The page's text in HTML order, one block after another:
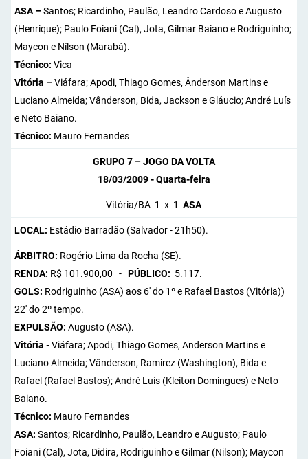
ASA –Santos; Ricardinho, Paulão, Leandro Cardoso e Augusto
(Henrique); Paulo Foiani (Cal), Jota, Gilmar Baiano e Rodriguinho;
Maycon e Nílson (Marabá).
Técnico: Vica
Vitória –Viáfara; Apodi, Thiago Gomes, Ânderson Martins e
Luciano Almeida; Vânderson, Bida, Jackson e Gláucio; André Luís
e Neto Baiano.
Técnico: Mauro Fernandes
GRUPO 7 – JOGO DA VOLTA
18/03/2009 - Quarta-feira
Vitória/BA 1 x 1ASA
LOCAL: Estádio Barradão (Salvador - 21h50).
ÁRBITRO: Rogério Lima da Rocha (SE).
RENDA: R$ 101.900,00 - PÚBLICO: 5.117.
GOLS: Rodriguinho (ASA) aos 6' do 1º e Rafael Bastos (Vitória))
22' do 2º tempo.
EXPULSÃO: Augusto (ASA).
Vitória -Viáfara; Apodi, Thiago Gomes, Anderson Martins e
Luciano Almeida; Vânderson, Ramirez (Washington), Bida e
Rafael (Rafael Bastos); André Luís (Kleiton Domingues) e Neto
Baiano.
Técnico: Mauro Fernandes
ASA: Santos; Ricardinho, Paulão, Leandro e Augusto; Paulo
Foiani (Cal), Jota, Didira, Rodriguinho e Gilmar (Nilson); Maycon